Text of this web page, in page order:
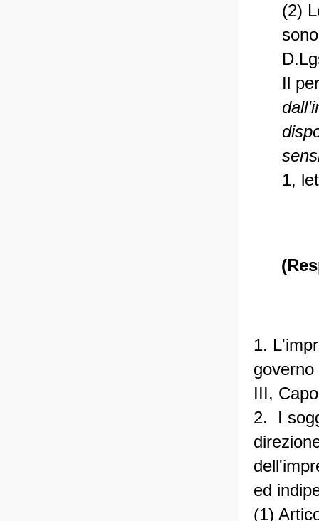
(2)
Il
1,
1.
III,
2. I
ed
(1)